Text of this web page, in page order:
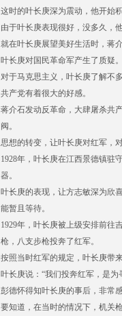
这时的叶长庚深为震动，他开始
由于叶长庚表现很好，没多久，
就在叶长庚展望美好生活时，蒋
叶长庚对国民革命军产生了质疑
对于马克思主义，叶长庚了解不
共产党有着很大的好感。
蒋介石发动反革命，大肆屠杀共
阀。
思想的转变，让叶长庚对红军，
1928年，叶长庚在江西景德镇驻
器。
叶长庚的表现，让方志敏深为欣
能暂且等待。
1929年，叶长庚被上级安排前往
枪，八支步枪投奔了红军。
按照当时红军的规定，叶长庚带
叶长庚说：“我们投奔红军，是
彭德怀得知叶长庚的事后，非常
要知道，在当时的情况下，机关